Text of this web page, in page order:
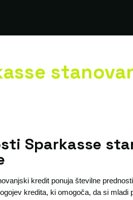
Sparkasse
kredit ponuja številne
kredita, ki omogoča, da si mladi